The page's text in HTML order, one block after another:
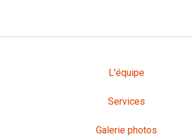
L'équipe
Services
Galerie photos